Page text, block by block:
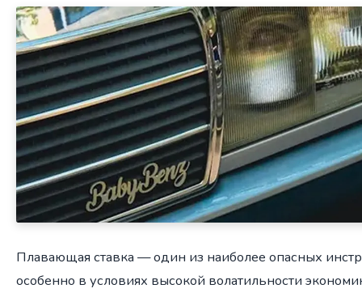
Плавающая ставка — один из наиболее опасных
особенно в условиях высокой волатильности